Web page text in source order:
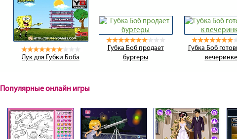
Лук для Губки Боба
Губка Боб продает
бургеры
Губка Боб
вечеринке
Популярные онлайн игры